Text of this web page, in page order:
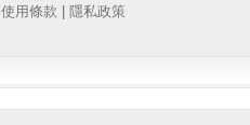
使用條款
隱私政策